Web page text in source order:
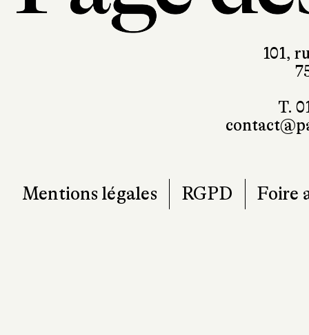
101,
T.
Mentions légales RGPD Foire